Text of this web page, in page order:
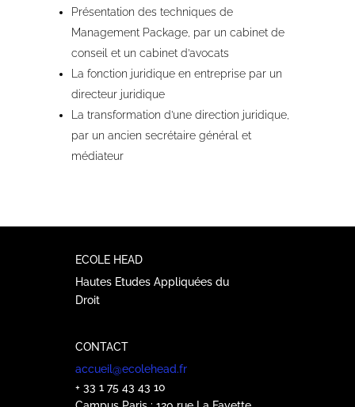
Présentation des techniques de
Management Package, par un cabinet de
conseil et un cabinet d’avocats
La fonction juridique en entreprise par un
directeur juridique
La transformation d’une direction juridique,
par un ancien secrétaire général et
médiateur
ECOLE HEAD
Hautes Etudes Appliquées du
Droit
CONTACT
accueil@ecolehead.fr
+ 33 1 75 43 43 10